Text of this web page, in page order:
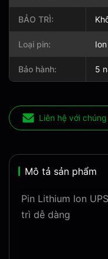
BẢO TRÌ:
Loại pin:
Bảo hành: 5
Liên hệ với
Mô tả sản phẩm
Pin Lithium Ion
trì dễ dàng